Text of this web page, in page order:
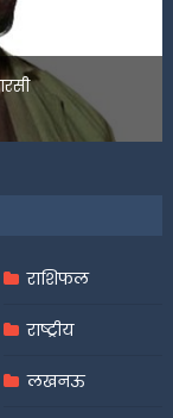
राशिफल
राष्ट्रीय
लखनऊ